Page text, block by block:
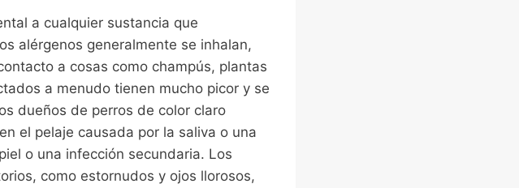
a cualquier sustancia que
alérgenos generalmente se inhalan,
a cosas como champús, plantas
a menudo tienen mucho picor y se
dueños de perros de color claro
el pelaje causada por la saliva o una
o una infección secundaria. Los
como estornudos y ojos llorosos,